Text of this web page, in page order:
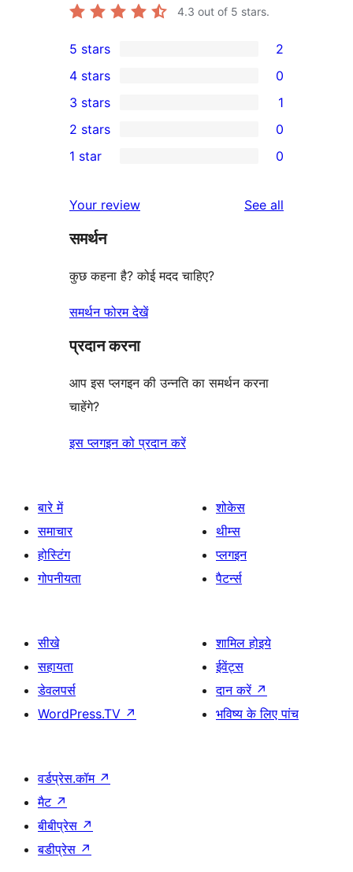
4.3 out of 5 stars.
2
5-
star
reviews
5 stars 2
4-
star
reviews
4 stars 0
1
3-
star
3 stars 1
2-
reviews
2 stars 0
star
reviews
1 star 0
Your review See all
समर्थन
कुछ कहना है? कोई मदद चाहिए?
समर्थन फोरम देखें
प्रदान करना
आप इस प्लगइन की उन्नति का समर्थन करना
चाहेंगे?
इस प्लगइन को प्रदान करें
बारे में
समाचार
होस्टिंग
गोपनीयता
शोकेस
थीम्स
प्लगइन
पैटर्न्स
सीखे
सहायता
डेवलपर्स
WordPress.TV ↗
शामिल होइये
ईवेंट्स
दान करें ↗
भविष्य के लिए पांच
वर्डप्रेस.कॉम ↗
मैट ↗
बीबीप्रेस ↗
बडीप्रेस ↗